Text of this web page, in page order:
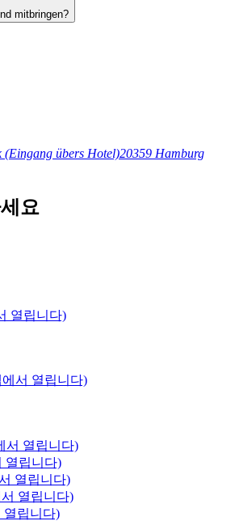
mitbringen?
(Eingang übers Hotel)20359 Hamburg
요
열립니다)
서 열립니다)
서 열립니다)
열립니다)
열립니다)
열립니다)
열립니다)